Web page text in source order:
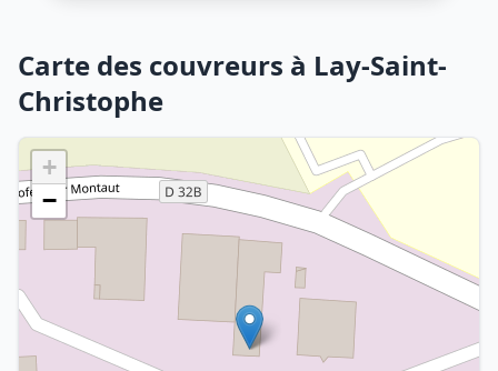
Carte des couvreurs à Lay-Saint-
Christophe
+
−